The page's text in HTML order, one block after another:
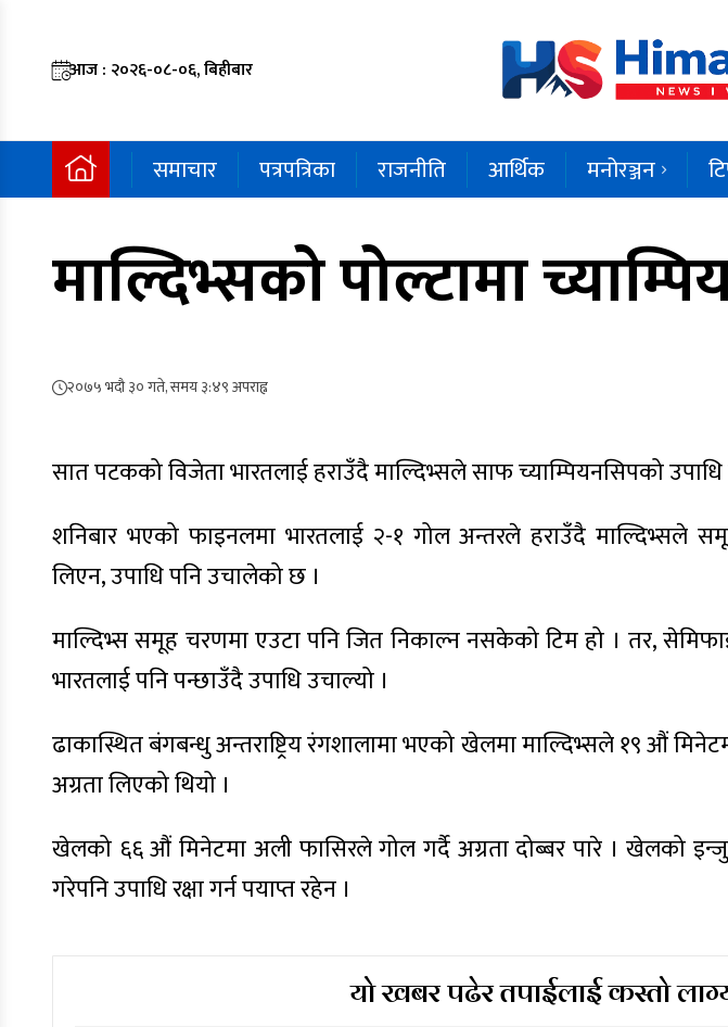
आज : २०२६-०८-०६, बिहीबार
समाचार पत्रपत्रिका राजनीति आर्थिक मनोरञ्जन
माल्दिभ्सको पोल्टामा
२०७५ भदौ ३० गते, समय ३:४९ अपराह्न
सात पटकको विजेता भारतलाई हराउँदै माल्दिभ्सले साफ च्याम्पियनसिपको
शनिबार भएको फाइनलमा भारतलाई २-१ गोल अन्तरले हराउँदै माल्दिभ्सले
लिएन, उपाधि पनि उचालेको छ ।
माल्दिभ्स समूह चरणमा एउटा पनि जित निकाल्न नसकेको टिम हो । तर,
भारतलाई पनि पन्छाउँदै उपाधि उचाल्यो ।
ढाकास्थित बंगबन्धु अन्तराष्ट्रिय रंगशालामा भएको खेलमा माल्दिभ्सले १९ औं
अग्रता लिएको थियो ।
खेलको ६६ औं मिनेटमा अली फासिरले गोल गर्दै अग्रता दोब्बर पारे । खेलको
गरेपनि उपाधि रक्षा गर्न पयाप्त रहेन ।
यो खबर पढेर तपाईलाई कस्तो